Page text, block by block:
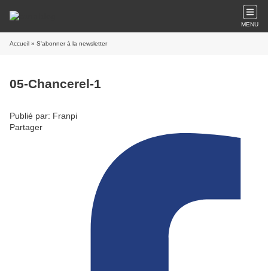
MENU
Accueil » S'abonner à la newsletter
05-Chancerel-1
Publié par: Franpi
Partager